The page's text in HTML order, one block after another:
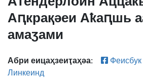
Аԥкрақәеи Аҟаԥшь
амаӡами
Абри еицаҳзеиҭаҳәа: Феисбук
Линкеинд